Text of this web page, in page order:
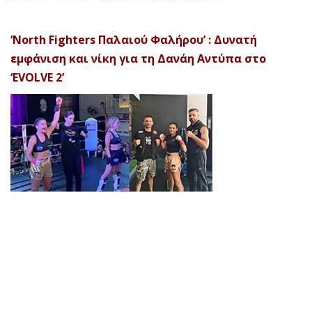
‘North Fighters Παλαιού Φαλήρου’ : Δυνατή
εμφάνιση και νίκη για τη Δανάη Αντύπα στο
‘EVOLVE 2’